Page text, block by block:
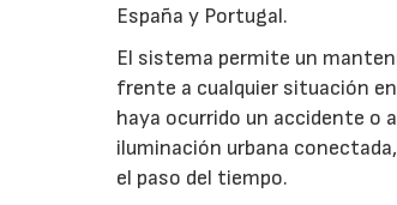
España y Portugal.
El sistema permite un
frente a cualquier situación
haya ocurrido un accidente o
iluminación urbana
el paso del tiempo.